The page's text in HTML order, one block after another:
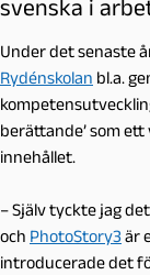
svenska i
Under det senaste
Rydénskolan bl.a.
berättande’ som
innehållet.
– Själv tyckte jag
och PhotoStory3är
introducerade det